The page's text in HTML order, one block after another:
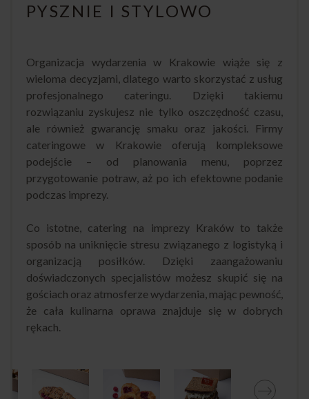
PYSZNIE I STYLOWO
Organizacja wydarzenia w Krakowie wiąże się z
wieloma decyzjami, dlatego warto skorzystać z usług
profesjonalnego cateringu. Dzięki takiemu
rozwiązaniu zyskujesz nie tylko oszczędność czasu,
ale również gwarancję smaku oraz jakości. Firmy
cateringowe w Krakowie oferują kompleksowe
podejście – od planowania menu, poprzez
przygotowanie potraw, aż po ich efektowne podanie
podczas imprezy.
Co istotne, catering na imprezy Kraków to także
sposób na uniknięcie stresu związanego z logistyką i
organizacją posiłków. Dzięki zaangażowaniu
doświadczonych specjalistów możesz skupić się na
gościach oraz atmosferze wydarzenia, mając pewność,
że cała kulinarna oprawa znajduje się w dobrych
rękach.